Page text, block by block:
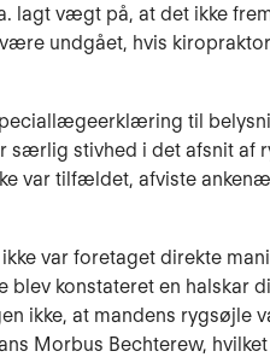
lagt vægt på, at det ikke
undgået, hvis
til
særlig stivhed i det afsnit af
var tilfældet, afviste
var foretaget direkte
konstateret en halskar
ikke, at mandens rygsøjle
Morbus Bechterew,